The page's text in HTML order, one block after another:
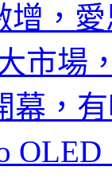
，
市場
幕，